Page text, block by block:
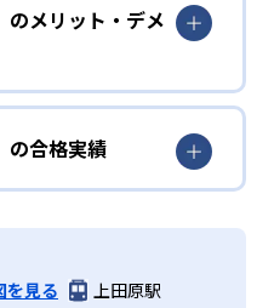
高度な問題へと、スモー
夫されている。このスタ
てるため、教えてもらう
ら進んで学ぶ姿勢を身に
もたちは、自らの学習
超えた範囲も学習でき
たい幼児向け
れた教材で、わかる楽し
めていける。
わせて内容も調整するた
くい学力を身につけられ
したい子ども向け
どものやる気を引き出せ
のメリット・デメ
がある？
強するため、集中力や目
育むことができる。ま
分の学力に相応したレベ
てやる気を損ねたり、簡
がある？
の合格実績
績は公開していない。志
を見る
上田原駅